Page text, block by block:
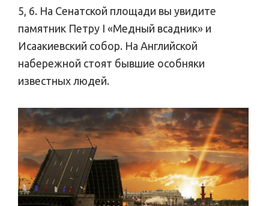
5, 6. На Сенатской площади вы увидите
памятник Петру I «Медный всадник» и
Исаакиевский собор. На Английской
набережной стоят бывшие особняки
известных людей.